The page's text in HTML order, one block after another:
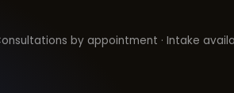
by appointment · Intake